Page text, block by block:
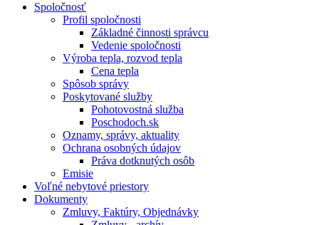
Spoločnosť
Profil spoločnosti
Základné činnosti správcu
Vedenie spoločnosti
Výroba tepla, rozvod tepla
Cena tepla
Spôsob správy
Poskytované služby
Pohotovostná služba
Poschodoch.sk
Oznamy, správy, aktuality
Ochrana osobných údajov
Práva dotknutých osôb
Emisie
Voľné nebytové priestory
Dokumenty
Zmluvy, Faktúry, Objednávky